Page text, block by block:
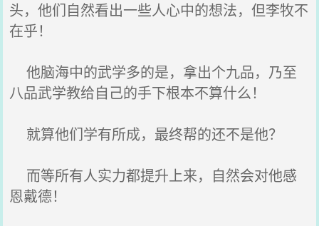
头，他们自然看出一些人心中的想法，但李牧不
在乎！
他脑海中的武学多的是，拿出个九品，乃至
八品武学教给自己的手下根本不算什么！
就算他们学有所成，最终帮的还不是他？
而等所有人实力都提升上来，自然会对他感
恩戴德！